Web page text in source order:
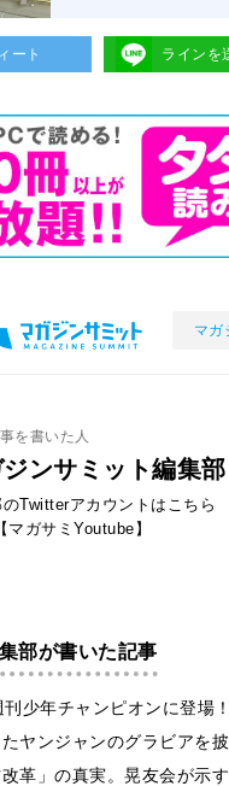
ート ラインを
マガ
を書いた人
ンサミット編集部
Twitterアカウントはこちら
【マガサミYoutube】
部が書いた記事
刊少年チャンピオンに登
ヤンジャンのグラビアを
革」の真実。晃友会が示